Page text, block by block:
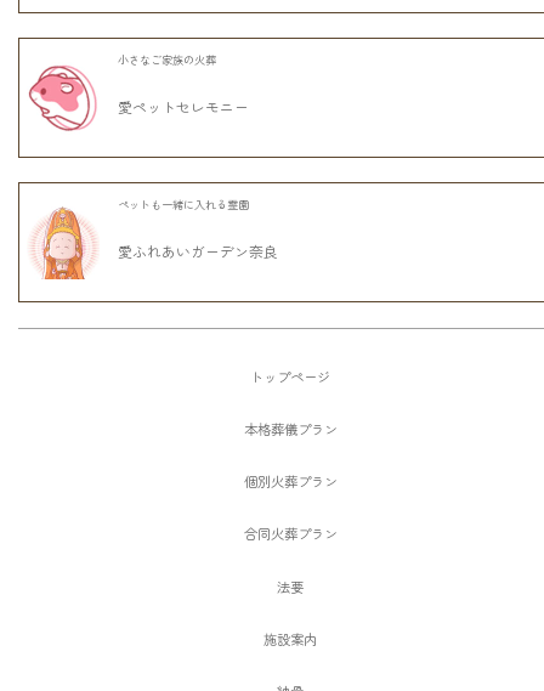
小さなご家族の火葬
愛ペットセレモニー
ペットも一緒に入れる霊園
愛ふれあいガーデン奈良
トップページ
本格葬儀プラン
個別火葬プラン
合同火葬プラン
法要
施設案内